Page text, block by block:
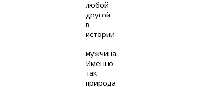
любой
другой
в
истории
–
мужчина.
Именно
так
природа